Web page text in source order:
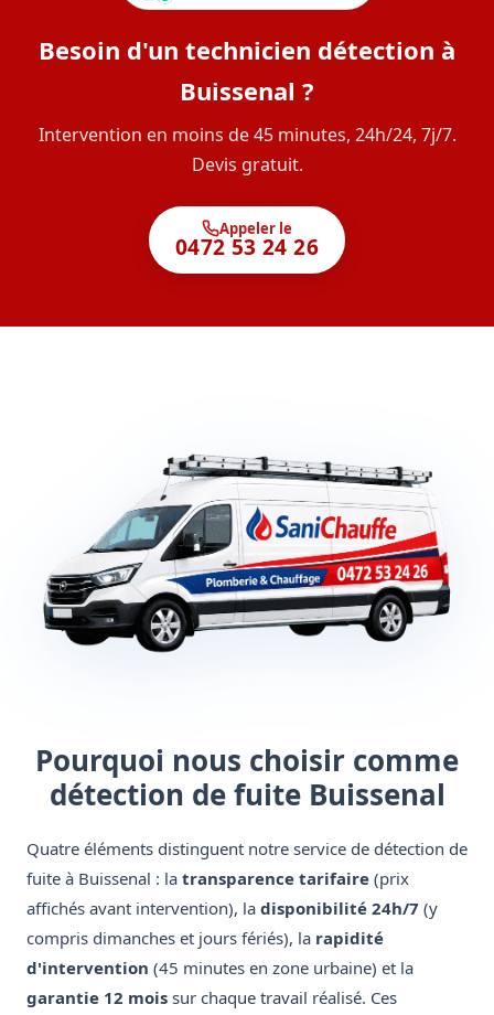
Besoin d'un technicien détection à
Buissenal ?
Intervention en moins de 45 minutes, 24h/24, 7j/7.
Devis gratuit.
Appeler le
0472 53 24 26
Pourquoi nous choisir comme
détection de fuite Buissenal
Quatre éléments distinguent notre service de détection de
fuite à Buissenal : la transparence tarifaire (prix
affichés avant intervention), la disponibilité 24h/7 (y
compris dimanches et jours fériés), la rapidité
d'intervention (45 minutes en zone urbaine) et la
garantie 12 mois sur chaque travail réalisé. Ces